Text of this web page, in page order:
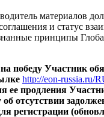
материалов
и статус
принципы
победу Участник
http://eon-russia.ru/
ее продления
отсутствии
регистрации